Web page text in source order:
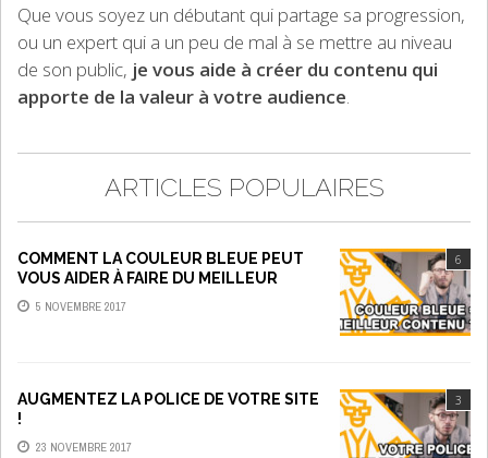
Que vous soyez un débutant qui partage sa progression,
ou un expert qui a un peu de mal à se mettre au niveau
de son public, je vous aide à créer du contenu qui
apporte de la valeur à votre audience.
ARTICLES POPULAIRES
6
COMMENT LA COULEUR BLEUE PEUT
VOUS AIDER À FAIRE DU MEILLEUR
CONTENU
5 NOVEMBRE 2017
3
AUGMENTEZ LA POLICE DE VOTRE SITE
!
23 NOVEMBRE 2017